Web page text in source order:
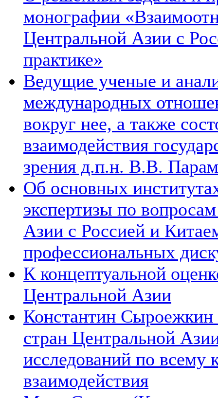
монографии
Центральной Азии с
практике»
Ведущие ученые и
международных
вокруг нее, а также
взаимодействия
зрения д.п.н. В.В.
Об основных
экспертизы по
Азии с Россией и
профессиональных
К концептуальной
Центральной Азии
Константин Сыроежкин
стран Центральной
исследований по всему
взаимодействия